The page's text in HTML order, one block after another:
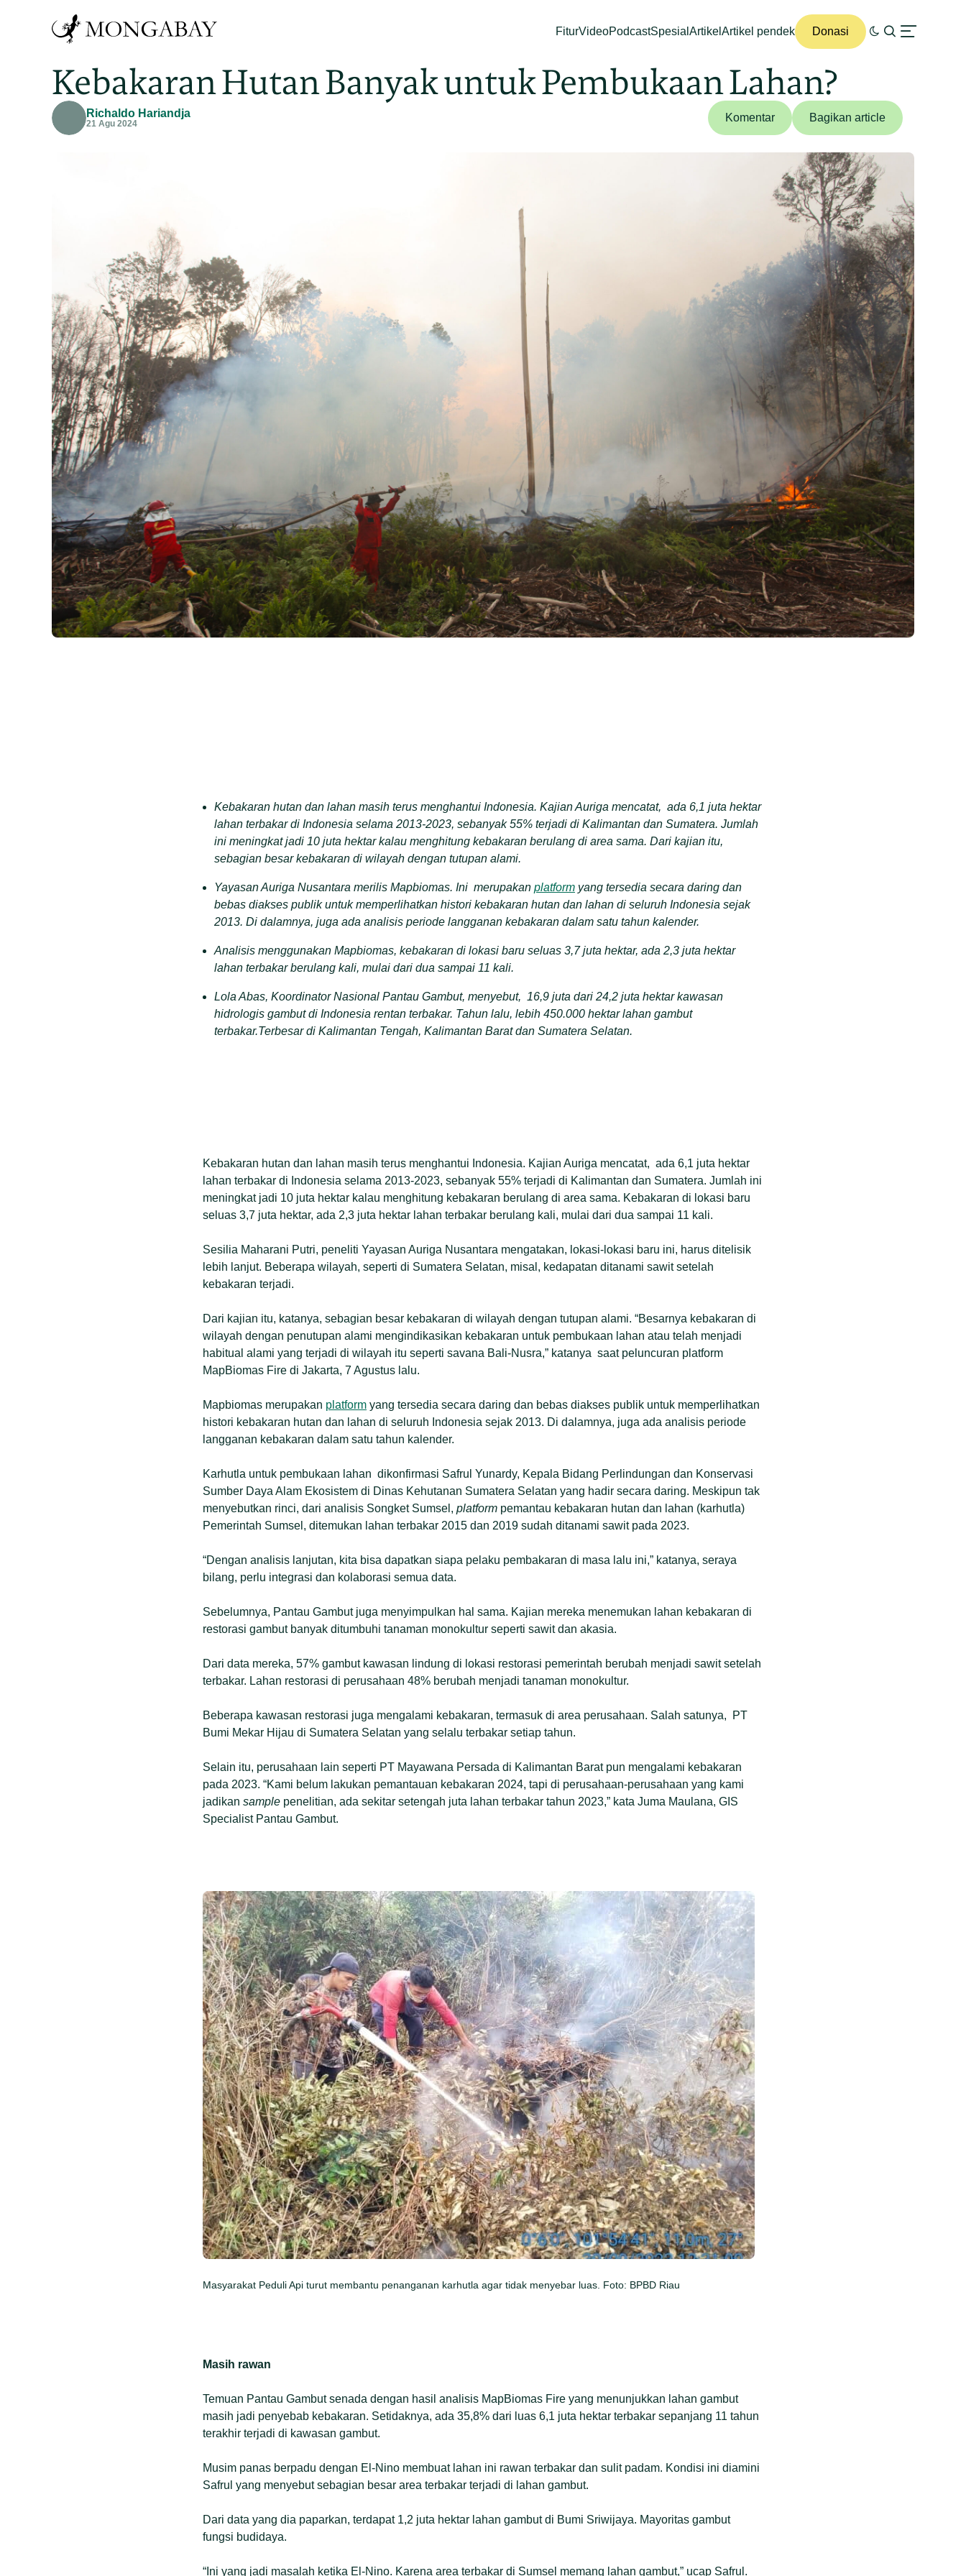
FiturVideoPodcastSpesial Artikel Artikel pendek Donasi
Kebakaran Hutan Banyak untuk Pembukaan Lahan?
Richaldo Hariandja
21 Agu 2024 Komentar Bagikan article
Kebakaran hutan dan lahan masih terus menghantui Indonesia. Kajian Auriga mencatat, ada 6,1 juta hektar
lahan terbakar di Indonesia selama 2013-2023, sebanyak 55% terjadi di Kalimantan dan Sumatera. Jumlah
ini meningkat jadi 10 juta hektar kalau menghitung kebakaran berulang di area sama. Dari kajian itu,
sebagian besar kebakaran di wilayah dengan tutupan alami.
Yayasan Auriga Nusantara merilis Mapbiomas. Ini merupakan platform yang tersedia secara daring dan
bebas diakses publik untuk memperlihatkan histori kebakaran hutan dan lahan di seluruh Indonesia sejak
2013. Di dalamnya, juga ada analisis periode langganan kebakaran dalam satu tahun kalender.
Analisis menggunakan Mapbiomas, kebakaran di lokasi baru seluas 3,7 juta hektar, ada 2,3 juta hektar
lahan terbakar berulang kali, mulai dari dua sampai 11 kali.
Lola Abas, Koordinator Nasional Pantau Gambut, menyebut, 16,9 juta dari 24,2 juta hektar kawasan
hidrologis gambut di Indonesia rentan terbakar. Tahun lalu, lebih 450.000 hektar lahan gambut
terbakar.Terbesar di Kalimantan Tengah, Kalimantan Barat dan Sumatera Selatan.
Kebakaran hutan dan lahan masih terus menghantui Indonesia. Kajian Auriga mencatat, ada 6,1 juta hektar
lahan terbakar di Indonesia selama 2013-2023, sebanyak 55% terjadi di Kalimantan dan Sumatera. Jumlah ini
meningkat jadi 10 juta hektar kalau menghitung kebakaran berulang di area sama. Kebakaran di lokasi baru
seluas 3,7 juta hektar, ada 2,3 juta hektar lahan terbakar berulang kali, mulai dari dua sampai 11 kali.
Sesilia Maharani Putri, peneliti Yayasan Auriga Nusantara mengatakan, lokasi-lokasi baru ini, harus ditelisik
lebih lanjut. Beberapa wilayah, seperti di Sumatera Selatan, misal, kedapatan ditanami sawit setelah
kebakaran terjadi.
Dari kajian itu, katanya, sebagian besar kebakaran di wilayah dengan tutupan alami. “Besarnya kebakaran di
wilayah dengan penutupan alami mengindikasikan kebakaran untuk pembukaan lahan atau telah menjadi
habitual alami yang terjadi di wilayah itu seperti savana Bali-Nusra,” katanya saat peluncuran platform
MapBiomas Fire di Jakarta, 7 Agustus lalu.
Mapbiomas merupakan platform yang tersedia secara daring dan bebas diakses publik untuk memperlihatkan
histori kebakaran hutan dan lahan di seluruh Indonesia sejak 2013. Di dalamnya, juga ada analisis periode
langganan kebakaran dalam satu tahun kalender.
Karhutla untuk pembukaan lahan dikonfirmasi Safrul Yunardy, Kepala Bidang Perlindungan dan Konservasi
Sumber Daya Alam Ekosistem di Dinas Kehutanan Sumatera Selatan yang hadir secara daring. Meskipun tak
menyebutkan rinci, dari analisis Songket Sumsel, platform pemantau kebakaran hutan dan lahan (karhutla)
Pemerintah Sumsel, ditemukan lahan terbakar 2015 dan 2019 sudah ditanami sawit pada 2023.
“Dengan analisis lanjutan, kita bisa dapatkan siapa pelaku pembakaran di masa lalu ini,” katanya, seraya
bilang, perlu integrasi dan kolaborasi semua data.
Sebelumnya, Pantau Gambut juga menyimpulkan hal sama. Kajian mereka menemukan lahan kebakaran di
restorasi gambut banyak ditumbuhi tanaman monokultur seperti sawit dan akasia.
Dari data mereka, 57% gambut kawasan lindung di lokasi restorasi pemerintah berubah menjadi sawit setelah
terbakar. Lahan restorasi di perusahaan 48% berubah menjadi tanaman monokultur.
Beberapa kawasan restorasi juga mengalami kebakaran, termasuk di area perusahaan. Salah satunya, PT
Bumi Mekar Hijau di Sumatera Selatan yang selalu terbakar setiap tahun.
Selain itu, perusahaan lain seperti PT Mayawana Persada di Kalimantan Barat pun mengalami kebakaran
pada 2023. “Kami belum lakukan pemantauan kebakaran 2024, tapi di perusahaan-perusahaan yang kami
jadikan sample penelitian, ada sekitar setengah juta lahan terbakar tahun 2023,” kata Juma Maulana, GIS
Specialist Pantau Gambut.
Masyarakat Peduli Api turut membantu penanganan karhutla agar tidak menyebar luas. Foto: BPBD Riau
Masih rawan
Temuan Pantau Gambut senada dengan hasil analisis MapBiomas Fire yang menunjukkan lahan gambut
masih jadi penyebab kebakaran. Setidaknya, ada 35,8% dari luas 6,1 juta hektar terbakar sepanjang 11 tahun
terakhir terjadi di kawasan gambut.
Musim panas berpadu dengan El-Nino membuat lahan ini rawan terbakar dan sulit padam. Kondisi ini diamini
Safrul yang menyebut sebagian besar area terbakar terjadi di lahan gambut.
Dari data yang dia paparkan, terdapat 1,2 juta hektar lahan gambut di Bumi Sriwijaya. Mayoritas gambut
fungsi budidaya.
“Ini yang jadi masalah ketika El-Nino. Karena area terbakar di Sumsel memang lahan gambut,” ucap Safrul.